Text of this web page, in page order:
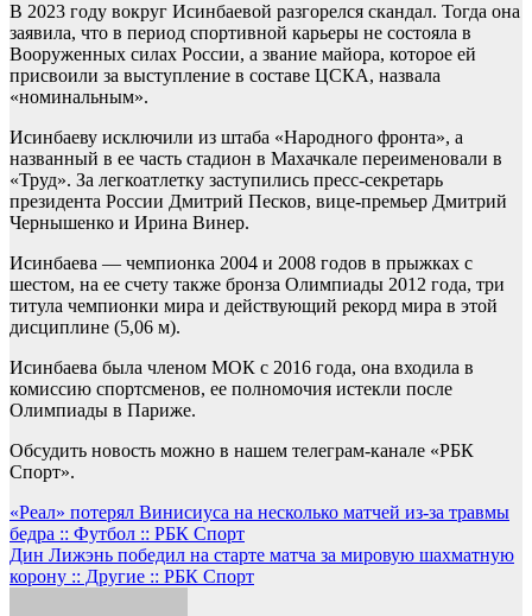
В 2023 году вокруг Исинбаевой разгорелся скандал. Тогда она
заявила, что в период спортивной карьеры не состояла в
Вооруженных силах России, а звание майора, которое ей
присвоили за выступление в составе ЦСКА, назвала
«номинальным».
Исинбаеву исключили из штаба «Народного фронта», а
названный в ее часть стадион в Махачкале переименовали в
«Труд». За легкоатлетку заступились пресс-секретарь
президента России Дмитрий Песков, вице-премьер Дмитрий
Чернышенко и Ирина Винер.
Исинбаева — чемпионка 2004 и 2008 годов в прыжках с
шестом, на ее счету также бронза Олимпиады 2012 года, три
титула чемпионки мира и действующий рекорд мира в этой
дисциплине (5,06 м).
Исинбаева была членом МОК с 2016 года, она входила в
комиссию спортсменов, ее полномочия истекли после
Олимпиады в Париже.
Обсудить новость можно в нашем телеграм-канале «РБК
Спорт».
Навигация
по
записям
«Реал» потерял Винисиуса на несколько матчей из-за травмы
бедра :: Футбол :: РБК Спорт
Дин Лижэнь победил на старте матча за мировую шахматную
корону :: Другие :: РБК Спорт